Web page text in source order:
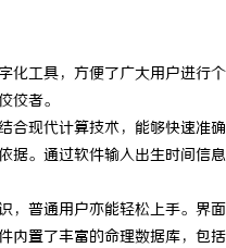
工具，方便了广大用户进行个
佼者。
现代计算技术，能够快速准
据。通过软件输入出生时间信
，普通用户亦能轻松上手。界
内置了丰富的命理数据库，包